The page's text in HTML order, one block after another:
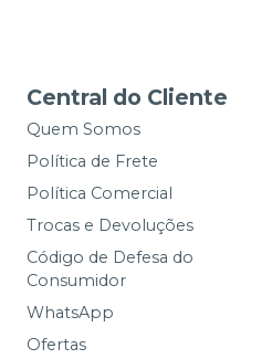
Central do Cliente
Quem Somos
Política de Frete
Política Comercial
Trocas e Devoluções
Código de Defesa do
Consumidor
WhatsApp
Ofertas